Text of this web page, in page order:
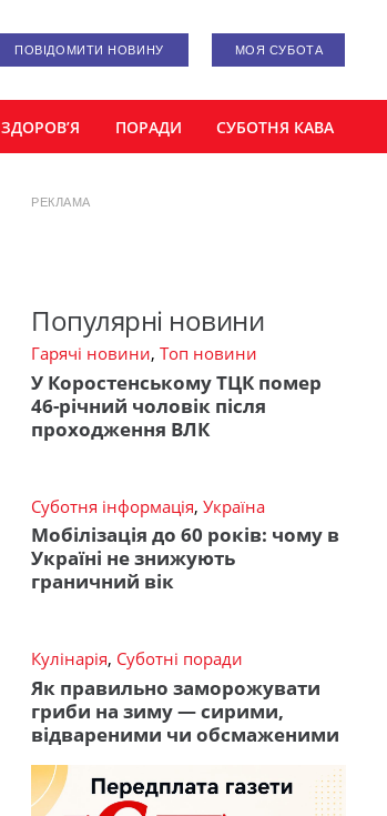
ПОВІДОМИТИ НОВИНУ МОЯ СУБОТА
ЗДОРОВ’Я ПОРАДИ СУБОТНЯ КАВА
РЕКЛАМА
Популярні новини
Гарячі новини, Топ новини
У Коростенському ТЦК помер
46-річний чоловік після
проходження ВЛК
Суботня інформація, Україна
Мобілізація до 60 років: чому в
Україні не знижують
граничний вік
Кулінарія, Суботні поради
Як правильно заморожувати
гриби на зиму — сирими,
відвареними чи обсмаженими